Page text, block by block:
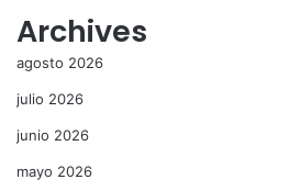
Archives
agosto 2026
julio 2026
junio 2026
mayo 2026